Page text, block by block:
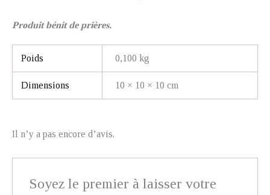
Produit bénit de prières.
Poids 0,100 kg
Dimensions 10 × 10 × 10 cm
Il n’y a pas encore d’avis.
Soyez le premier à laisser votre